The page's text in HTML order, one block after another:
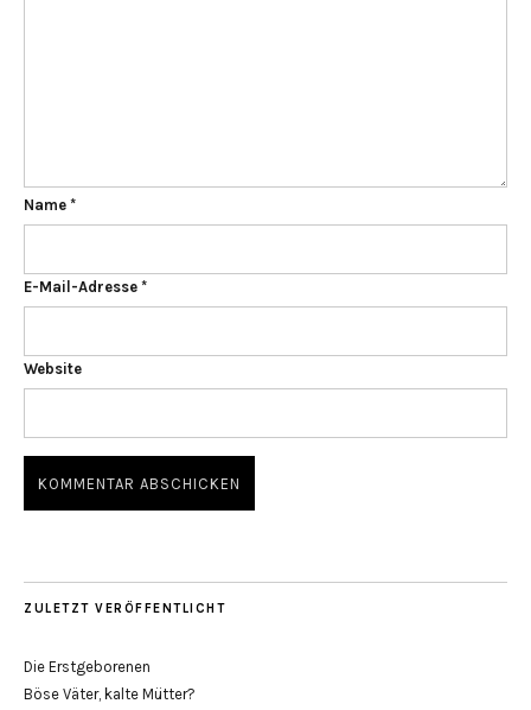
Name *
E-Mail-Adresse *
Website
ZULETZT VERÖFFENTLICHT
Die Erstgeborenen
Böse Väter, kalte Mütter?